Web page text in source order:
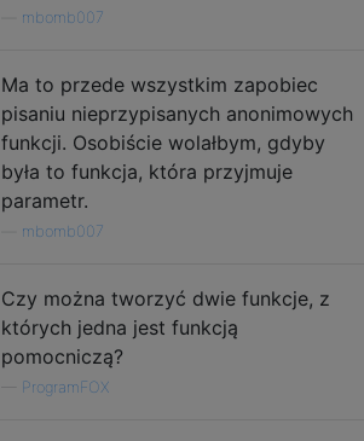
mbomb007
Ma to przede wszystkim zapobiec
pisaniu nieprzypisanych anonimowych
funkcji. Osobiście wolałbym, gdyby
była to funkcja, która przyjmuje
parametr.
mbomb007
Czy można tworzyć dwie funkcje, z
których jedna jest funkcją
pomocniczą?
ProgramFOX